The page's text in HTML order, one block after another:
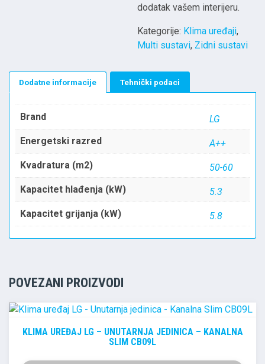
dodatak vašem interijeru.
Kategorije: Klima uređaji,
Multi sustavi, Zidni sustavi
Dodatne informacije Tehnički podaci
Brand
LG
Energetski razred
A++
Kvadratura (m2)
50-60
Kapacitet hlađenja (kW)
5.3
Kapacitet grijanja (kW)
5.8
POVEZANI PROIZVODI
KLIMA UREĐAJ LG – UNUTARNJA JEDINICA – KANALNA
SLIM CB09L